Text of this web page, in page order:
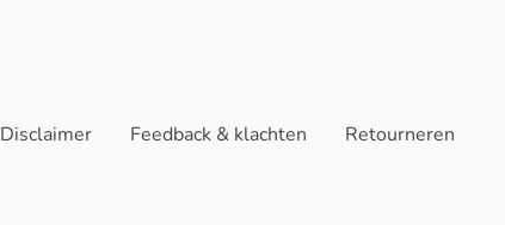
Disclaimer Feedback & klachten
Retourneren